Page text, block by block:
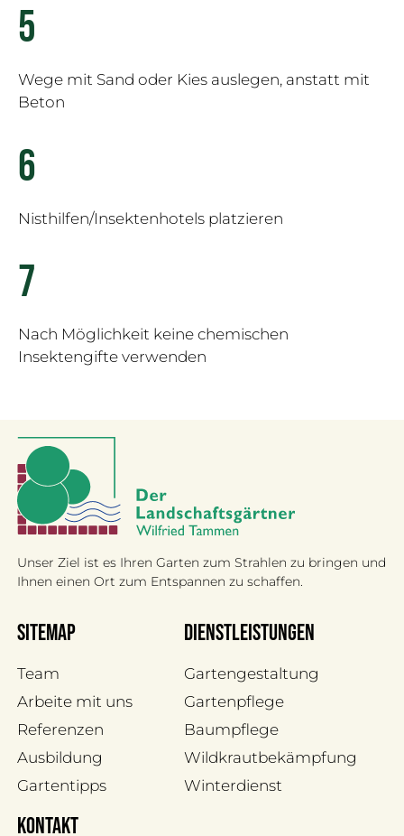
5
Wege mit Sand oder Kies auslegen, anstatt mit
Beton
6
Nisthilfen/Insektenhotels platzieren
7
Nach Möglichkeit keine chemischen
Insektengifte verwenden
Unser Ziel ist es Ihren Garten zum Strahlen zu bringen und
Ihnen einen Ort zum Entspannen zu schaffen.
Sitemap
Team
Arbeite mit uns
Referenzen
Ausbildung
Gartentipps
Dienstleistungen
Gartengestaltung
Gartenpflege
Baumpflege
Wildkrautbekämpfung
Winterdienst
kontakt